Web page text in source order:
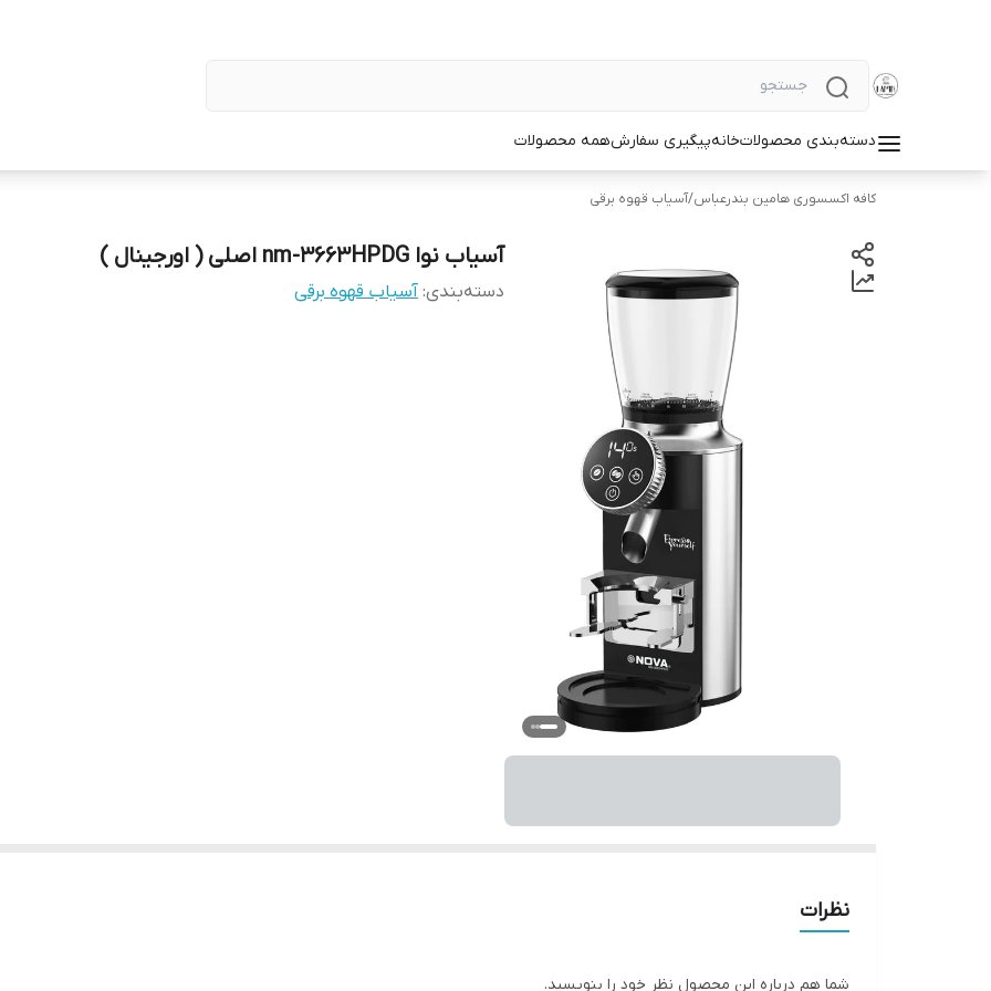
دسته‌بندی محصولاتخانهپیگیری سفارشهمه محصولات
کافه اکسسوری هامین بندرعباس/آسیاب قهوه برقی
آسیاب نوا nm-3663HPDG اصلی ( اورجینال )
دسته‌بندی: آسیاب قهوه برقی
نظرات
شما هم درباره این محصول نظر خود را بنویسید.